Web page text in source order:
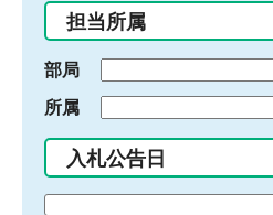
入
力
担当所属
部局
所属
入札公告日